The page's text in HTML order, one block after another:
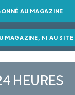
AU MAGAZINE
MAGAZINE, NI AU SITE
HEURES